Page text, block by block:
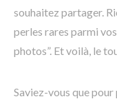
souhaitez partager.
perles rares parmi
photos”. Et voilà, le
Saviez-vous que